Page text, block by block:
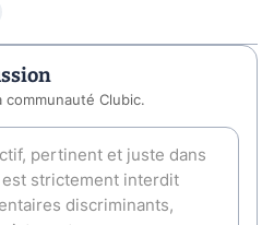
communauté Clubic.